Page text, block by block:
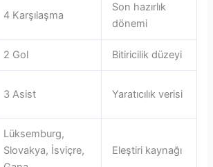
4 Karşılaşma
Son hazırlık
dönemi
2 Gol Bitiricilik düzeyi
3 Asist Yaratıcılık verisi
Lüksemburg,
Slovakya, İsviçre,
Eleştiri kaynağı